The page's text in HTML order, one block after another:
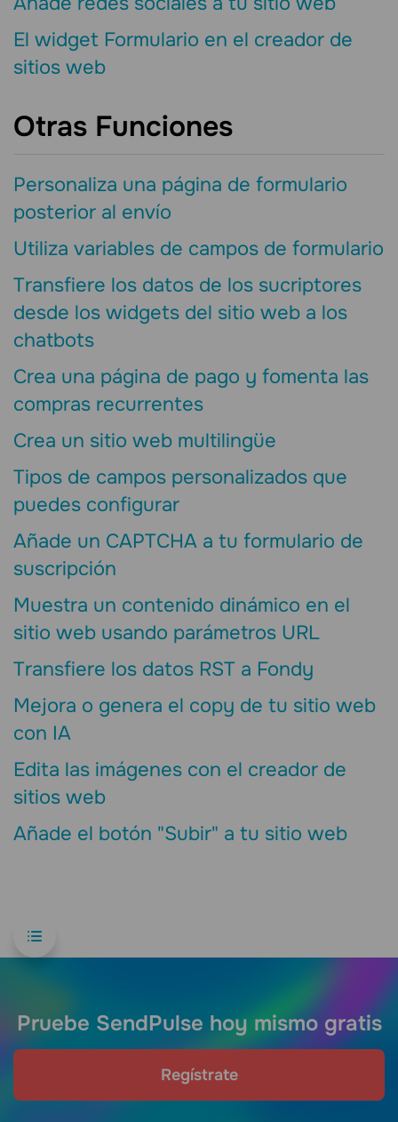
El widget Formulario en el creador de
sitios web
Otras Funciones
Personaliza una página de formulario
posterior al envío
Utiliza variables de campos de formulario
Transfiere los datos de los sucriptores
desde los widgets del sitio web a los
chatbots
Crea una página de pago y fomenta las
compras recurrentes
Crea un sitio web multilingüe
Tipos de campos personalizados que
puedes configurar
Añade un CAPTCHA a tu formulario de
suscripción
Muestra un contenido dinámico en el
sitio web usando parámetros URL
Transfiere los datos RST a Fondy
Mejora o genera el copy de tu sitio web
con IA
Edita las imágenes con el creador de
sitios web
Añade el botón "Subir" a tu sitio web
Pruebe SendPulse hoy mismo gratis
Regístrate